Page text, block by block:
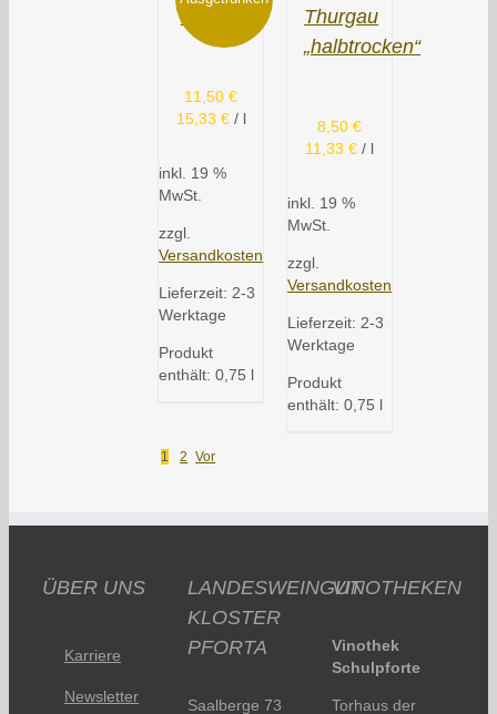
lieblich
11,50€
15,33 €/ l
inkl. 19 %
MwSt.
zzgl.
Versandkosten
Lieferzeit: 2-3
Werktage
Produkt
enthält: 0,75 l
Thurgau
„halbtrocken“
8,50€
11,33€ / l
inkl. 19 %
MwSt.
zzgl.
Versandkosten
Lieferzeit: 2-3
Werktage
Produkt
enthält: 0,75 l
1 2 Vor
ÜBER UNS
Karriere
Newsletter
LANDESWEINGUT
KLOSTER
PFORTA
Saalberge 73
VINOTHEKEN
Vinothek
Schulpforte
Torhaus der